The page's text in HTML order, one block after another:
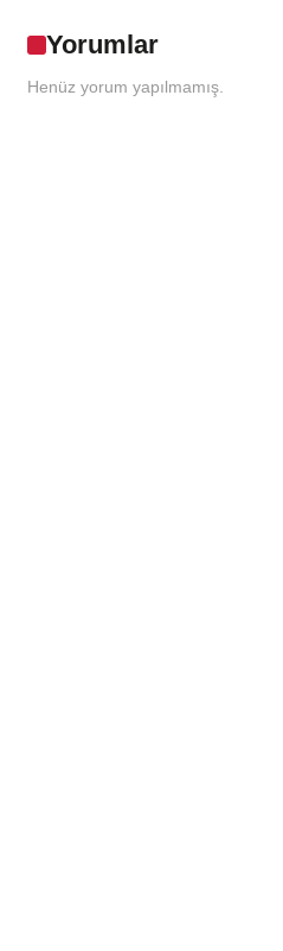
Yorumlar
Henüz yorum yapılmamış.